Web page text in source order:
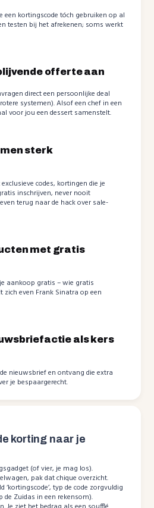
een kortingscode tóch gebruiken op al
testen bij het afrekenen; soms werkt
offerte aan
direct een persoonlijke deal
systemen). Alsof een chef in een
voor jou een dessert samenstelt.
sterk
codes, kortingen die je
inschrijven, never nooit
terug naar de hack over sale-
met gratis
aankoop gratis – wie gratis
even Frank Sinatra op een
als kers
nieuwsbrief en ontvang die extra
je bespaargerecht.
korting naar je
(of vier, je mag los).
pak dat chique overzicht.
‘kortingscode’, typ de code zorgvuldig
de Zuidas in een rekensom).